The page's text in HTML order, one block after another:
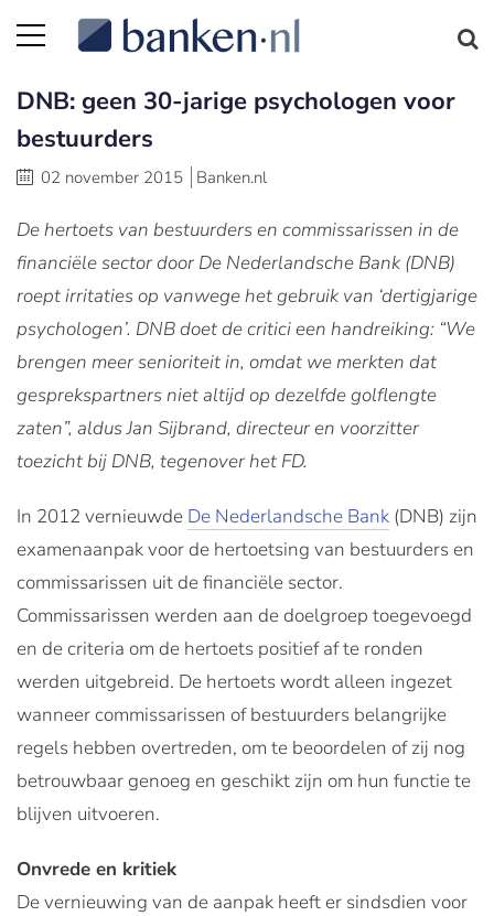
DNB: geen 30-jarige psychologen voor
bestuurders
02 november 2015 Banken.nl
De hertoets van bestuurders en commissarissen in de
financiële sector door De Nederlandsche Bank (DNB)
roept irritaties op vanwege het gebruik van ‘dertigjarige
psychologen’. DNB doet de critici een handreiking: “We
brengen meer senioriteit in, omdat we merkten dat
gesprekspartners niet altijd op dezelfde golflengte
zaten”, aldus Jan Sijbrand, directeur en voorzitter
toezicht bij DNB, tegenover het FD.
In 2012 vernieuwde De Nederlandsche Bank (DNB) zijn
examenaanpak voor de hertoetsing van bestuurders en
commissarissen uit de financiële sector.
Commissarissen werden aan de doelgroep toegevoegd
en de criteria om de hertoets positief af te ronden
werden uitgebreid. De hertoets wordt alleen ingezet
wanneer commissarissen of bestuurders belangrijke
regels hebben overtreden, om te beoordelen of zij nog
betrouwbaar genoeg en geschikt zijn om hun functie te
blijven uitvoeren.
Onvrede en kritiek
De vernieuwing van de aanpak heeft er sindsdien voor